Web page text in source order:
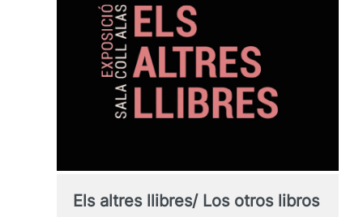
Els altres llibres/ Los otros libros